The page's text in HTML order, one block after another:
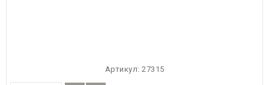
Артикул: 27315